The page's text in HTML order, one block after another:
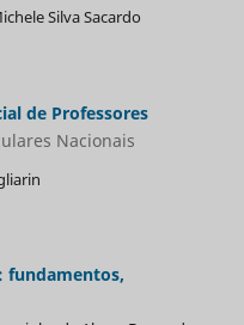
Silva Sacardo
de Professores
Nacionais
fundamentos,